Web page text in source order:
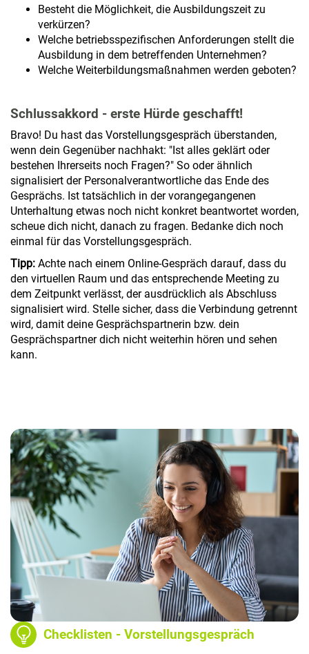
Besteht die Möglichkeit, die Ausbildungszeit zu
verkürzen?
Welche betriebsspezifischen Anforderungen stellt die
Ausbildung in dem betreffenden Unternehmen?
Welche Weiterbildungsmaßnahmen werden geboten?
Schlussakkord - erste Hürde geschafft!
Bravo! Du hast das Vorstellungsgespräch überstanden,
wenn dein Gegenüber nachhakt: "Ist alles geklärt oder
bestehen Ihrerseits noch Fragen?" So oder ähnlich
signalisiert der Personalverantwortliche das Ende des
Gesprächs. Ist tatsächlich in der vorangegangenen
Unterhaltung etwas noch nicht konkret beantwortet worden,
scheue dich nicht, danach zu fragen. Bedanke dich noch
einmal für das Vorstellungsgespräch.
Tipp: Achte nach einem Online-Gespräch darauf, dass du
den virtuellen Raum und das entsprechende Meeting zu
dem Zeitpunkt verlässt, der ausdrücklich als Abschluss
signalisiert wird. Stelle sicher, dass die Verbindung getrennt
wird, damit deine Gesprächspartnerin bzw. dein
Gesprächspartner dich nicht weiterhin hören und sehen
kann.
Checklisten - Vorstellungsgespräch